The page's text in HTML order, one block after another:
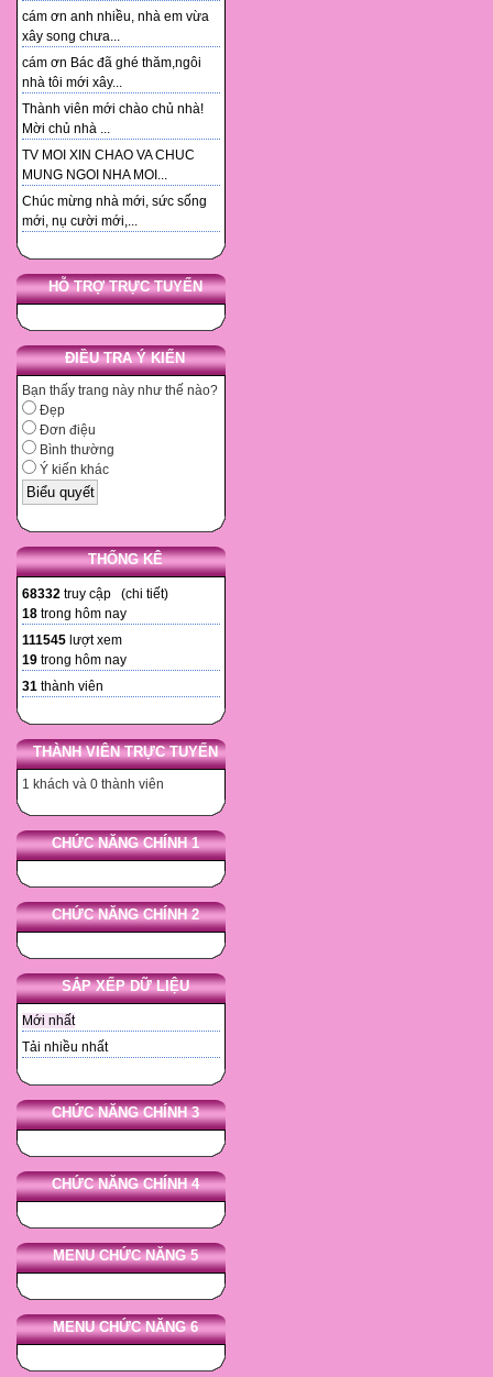
cám ơn anh nhiều, nhà em vừa
xây song chưa...
cám ơn Bác đã ghé thăm,ngôi
nhà tôi mới xây...
Thành viên mới chào chủ nhà!
Mời chủ nhà ...
TV MOI XIN CHAO VA CHUC
MUNG NGOI NHA MOI...
Chúc mừng nhà mới, sức sống
mới, nụ cười mới,...
HỖ TRỢ TRỰC TUYẾN
ĐIỀU TRA Ý KIẾN
Bạn thấy trang này như thế nào?
Đẹp
Đơn điệu
Bình thường
Ý kiến khác
THỐNG KÊ
68332 truy cập (chi tiết)
18 trong hôm nay
111545 lượt xem
19 trong hôm nay
31 thành viên
THÀNH VIÊN TRỰC TUYẾN
1 khách và 0 thành viên
CHỨC NĂNG CHÍNH 1
CHỨC NĂNG CHÍNH 2
SẮP XẾP DỮ LIỆU
Mới nhất
Tải nhiều nhất
CHỨC NĂNG CHÍNH 3
CHỨC NĂNG CHÍNH 4
MENU CHỨC NĂNG 5
MENU CHỨC NĂNG 6